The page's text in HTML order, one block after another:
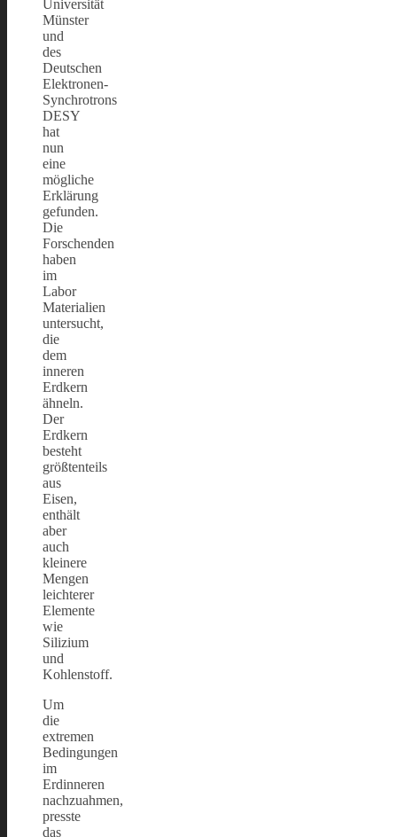
Universität
Münster
und
des
Deutschen
Elektronen-
Synchrotrons
DESY
hat
nun
eine
mögliche
Erklärung
gefunden.
Die
Forschenden
haben
im
Labor
Materialien
untersucht,
die
dem
inneren
Erdkern
ähneln.
Der
Erdkern
besteht
größtenteils
aus
Eisen,
enthält
aber
auch
kleinere
Mengen
leichterer
Elemente
wie
Silizium
und
Kohlenstoff.
Um
die
extremen
Bedingungen
im
Erdinneren
nachzuahmen,
presste
das